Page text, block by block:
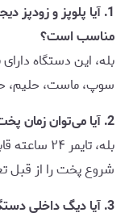
1. آیا پلوپز و
مناسب است؟
بله، این دستگاه
سوپ، ماست، حلیم،
2. آیا می‌توان زمان پخت را از قبل تنظیم کرد؟
بله،
شروع پخت را از قبل
3. آیا دیگ داخلی دستگاه قابل جدا شدن و شست‌وشو است؟